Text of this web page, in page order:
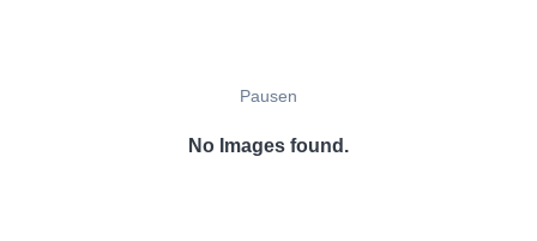
Pausen
No Images found.